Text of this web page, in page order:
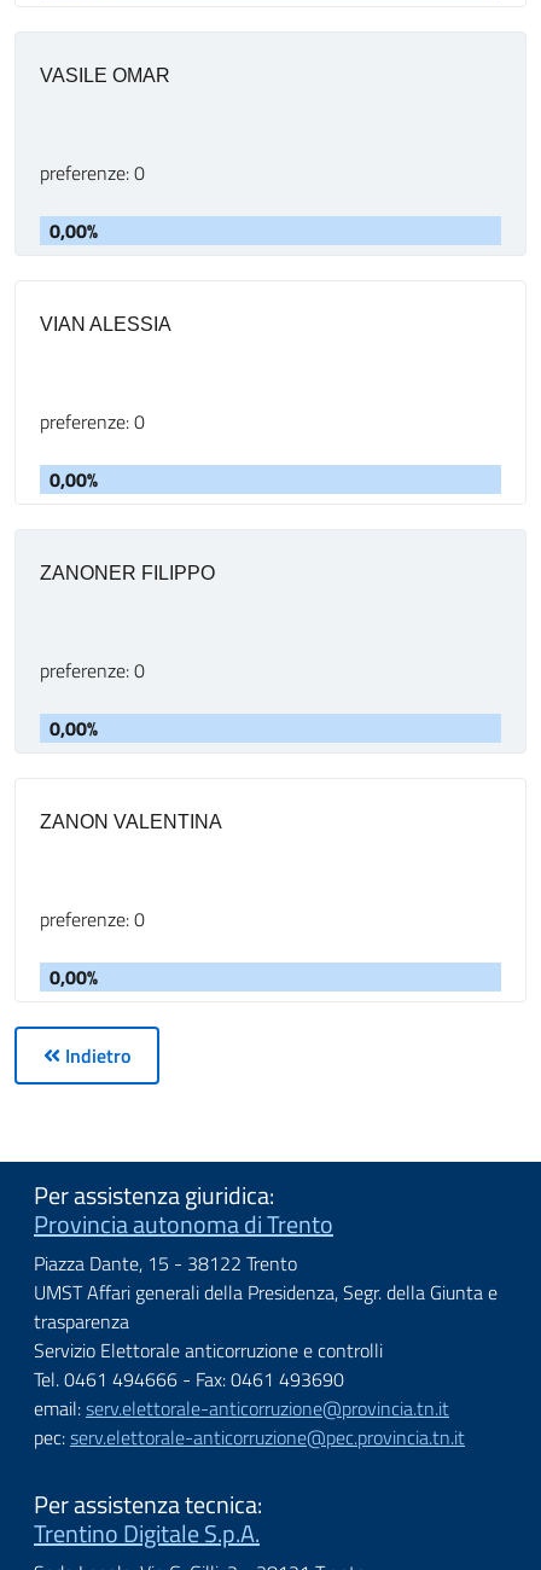
VASILE OMAR
preferenze: 0
0,00%
VIAN ALESSIA
preferenze: 0
0,00%
ZANONER FILIPPO
preferenze: 0
0,00%
ZANON VALENTINA
preferenze: 0
0,00%
Indietro
Per assistenza giuridica:
Provincia autonoma di Trento
Piazza Dante, 15 - 38122 Trento
UMST Affari generali della Presidenza, Segr. della Giunta e
trasparenza
Servizio Elettorale anticorruzione e controlli
Tel. 0461 494666 - Fax: 0461 493690
email:serv.elettorale-anticorruzione@provincia.tn.it
pec:serv.elettorale-anticorruzione@pec.provincia.tn.it
Per assistenza tecnica:
Trentino Digitale S.p.A.